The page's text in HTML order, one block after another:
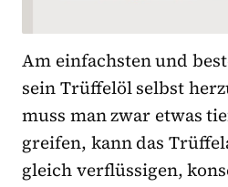
Am einfachsten und
sein Trüffelöl selbst
muss man zwar etwas
greifen, kann das
gleich verflüssigen,